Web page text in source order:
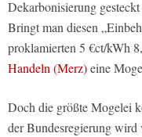
Dekarbonisierung
Bringt man diesen
proklamierten 5 €ct/kWh
Handeln (Merz)eine
Doch die größte Mogelei
der Bundesregierung wird